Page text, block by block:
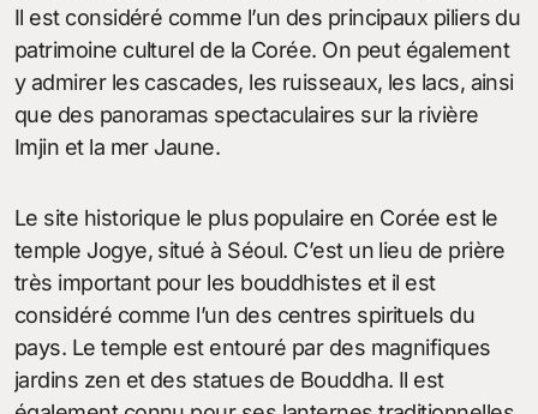
Il est considéré comme l’un des principaux piliers du
patrimoine culturel de la Corée. On peut également
y admirer les cascades, les ruisseaux, les lacs, ainsi
que des panoramas spectaculaires sur la rivière
Imjin et la mer Jaune.
Le site historique le plus populaire en Corée est le
temple Jogye, situé à Séoul. C’est un lieu de prière
très important pour les bouddhistes et il est
considéré comme l’un des centres spirituels du
pays. Le temple est entouré par des magnifiques
jardins zen et des statues de Bouddha. Il est